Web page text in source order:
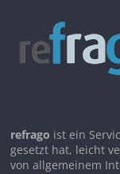
refrago ist ein
gesetzt hat, leicht
von allgemeinem